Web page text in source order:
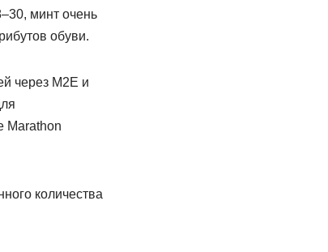
минт очень
обуви.
через M2E и
Marathon
количества